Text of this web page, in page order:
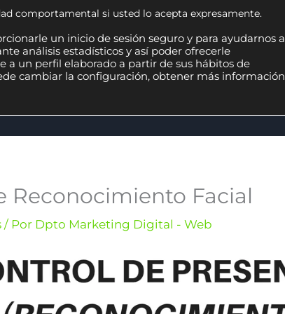
Reconocimiento Facial
/ Por Dpto Marketing Digital - Web
comportamental si usted lo acepta expresamente.
un inicio de sesión seguro y para ayudarnos a
análisis estadísticos y así poder ofrecerle
a un perfil elaborado a partir de sus hábitos de
cambiar la configuración, obtener más información